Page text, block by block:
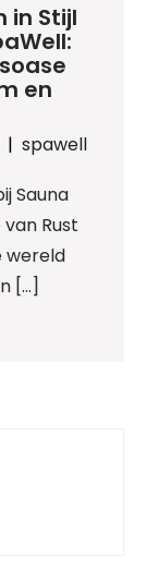
in Stijl
en
| spawell
Sauna
van Rust
wereld
[…]